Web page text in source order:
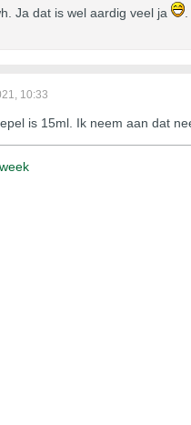
Ja dat is wel aardig veel ja
10:33
is 15ml. Ik neem aan dat